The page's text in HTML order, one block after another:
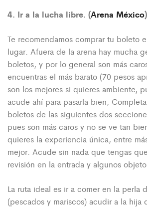
4. Ir a la lucha libre. (Arena México)
Te recomendamos comprar tu boleto
lugar. Afuera de la arena hay mucha
boletos, y por lo general son más
encuentras el más barato (70 pesos
son los mejores si quieres ambiente,
acude ahí para pasarla bien,
boletos de las siguientes dos
pues son más caros y no se ve tan
quieres la experiencia única, entre
mejor. Acude sin nada que tengas
revisión en la entrada y algunos
La ruta ideal es ir a comer en la perla
(pescados y mariscos) acudir a la hija